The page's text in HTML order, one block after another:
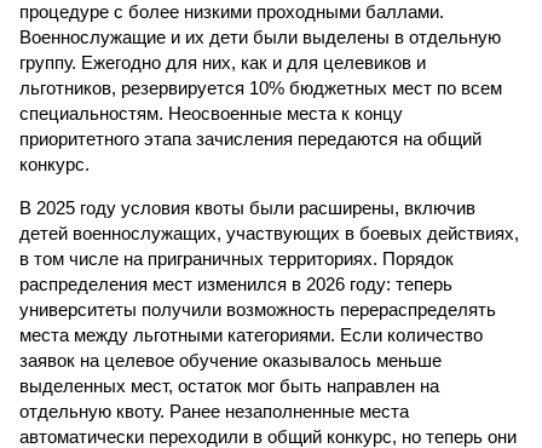
процедуре с более низкими проходными баллами.
Военнослужащие и их дети были выделены в отдельную
группу. Ежегодно для них, как и для целевиков и
льготников, резервируется 10% бюджетных мест по всем
специальностям. Неосвоенные места к концу
приоритетного этапа зачисления передаются на общий
конкурс.
В 2025 году условия квоты были расширены, включив
детей военнослужащих, участвующих в боевых действиях,
в том числе на приграничных территориях. Порядок
распределения мест изменился в 2026 году: теперь
университеты получили возможность перераспределять
места между льготными категориями. Если количество
заявок на целевое обучение оказывалось меньше
выделенных мест, остаток мог быть направлен на
отдельную квоту. Ранее незаполненные места
автоматически переходили в общий конкурс, но теперь они